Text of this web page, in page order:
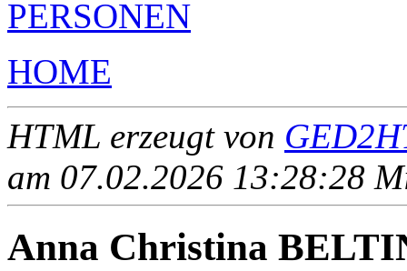
PERSONEN
HOME
HTML erzeugt von
am 07.02.2026 13:28:28
Anna Christina